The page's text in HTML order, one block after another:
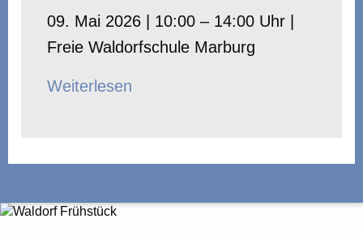
09. Mai 2026 | 10:00 – 14:00 Uhr |
Freie Waldorfschule Marburg
Weiterlesen